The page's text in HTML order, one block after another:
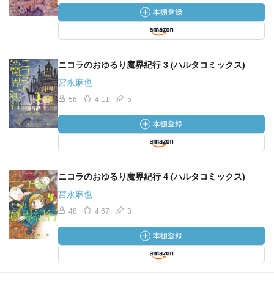
ニコラのおゆるり魔界紀行 3 (ハルタコミックス)
宮永麻也
56 4.11 5
ニコラのおゆるり魔界紀行 4 (ハルタコミックス)
宮永麻也
48 4.67 3